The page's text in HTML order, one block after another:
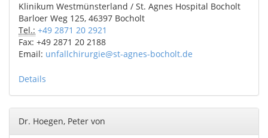
Klinikum Westmünsterland / St. Agnes Hospital Bocholt
Barloer Weg 125, 46397 Bocholt
Tel.: +49 2871 20 2921
Fax: +49 2871 20 2188
Email: unfallchirurgie@st-agnes-bocholt.de
Details
Dr. Hoegen, Peter von